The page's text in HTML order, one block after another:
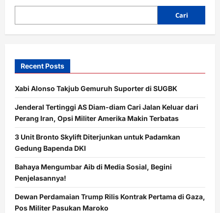
Direkam
Cerita
Toxic
Cari
Recent Posts
Xabi Alonso Takjub Gemuruh Suporter di SUGBK
Jenderal Tertinggi AS Diam-diam Cari Jalan Keluar dari
Perang Iran, Opsi Militer Amerika Makin Terbatas
3 Unit Bronto Skylift Diterjunkan untuk Padamkan
Gedung Bapenda DKI
Bahaya Mengumbar Aib di Media Sosial, Begini
Penjelasannya!
Dewan Perdamaian Trump Rilis Kontrak Pertama di Gaza,
Pos Militer Pasukan Maroko